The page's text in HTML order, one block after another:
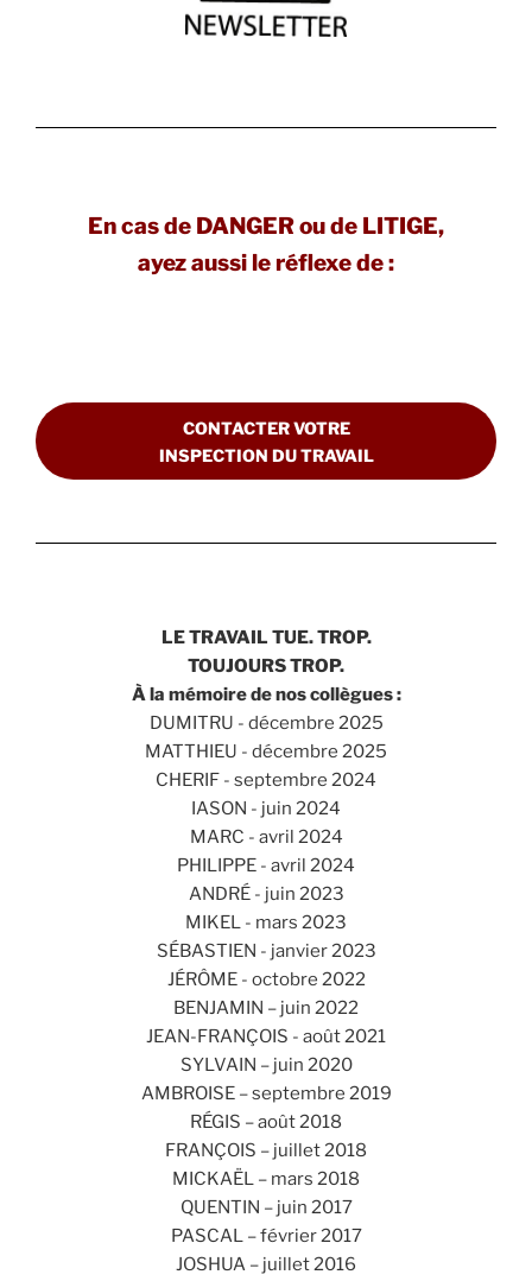
En cas de DANGER ou de LITIGE,
ayez aussi le réflexe de :
CONTACTER VOTRE
INSPECTION DU TRAVAIL
LE TRAVAIL TUE. TROP.
TOUJOURS TROP.
À la mémoire de nos collègues :
DUMITRU - décembre 2025
MATTHIEU - décembre 2025
CHERIF - septembre 2024
IASON - juin 2024
MARC - avril 2024
PHILIPPE - avril 2024
ANDRÉ - juin 2023
MIKEL - mars 2023
SÉBASTIEN - janvier 2023
JÉRÔME - octobre 2022
BENJAMIN – juin 2022
JEAN-FRANÇOIS - août 2021
SYLVAIN – juin 2020
AMBROISE – septembre 2019
RÉGIS – août 2018
FRANÇOIS – juillet 2018
MICKAËL – mars 2018
QUENTIN – juin 2017
PASCAL – février 2017
JOSHUA – juillet 2016